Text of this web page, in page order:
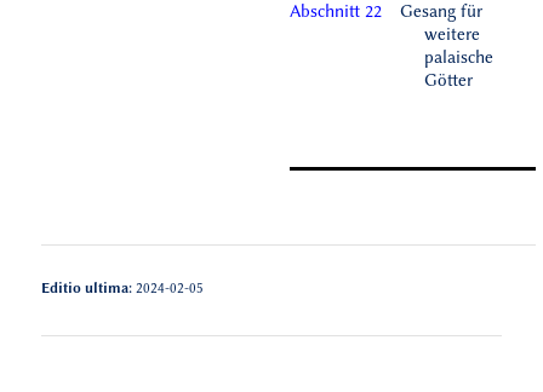
Abschnitt 22
Gesang für
weitere
palaische
Götter
Editio ultima:2024-02-05